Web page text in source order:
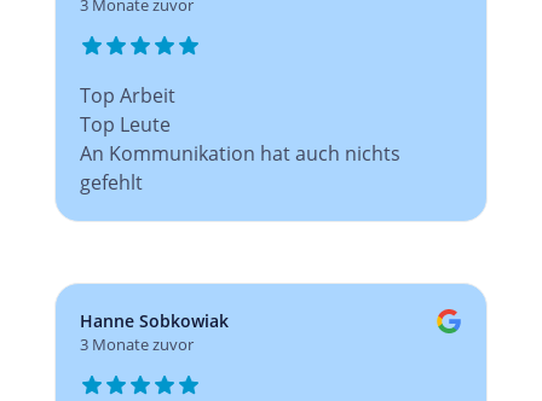
3 Monate zuvor
Top Arbeit
Top Leute
An Kommunikation hat auch nichts
gefehlt
Hanne Sobkowiak
3 Monate zuvor